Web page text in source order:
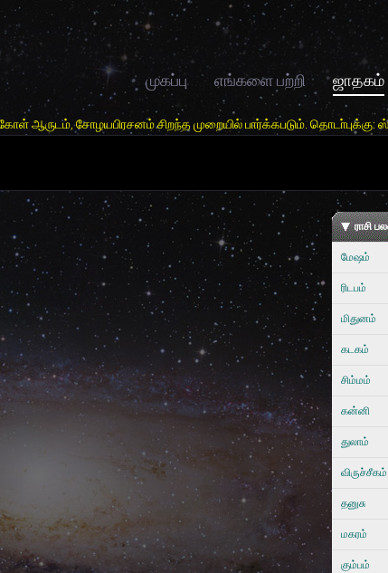
முகப்பு எங்களை பற்றி ஜாதகம்
சிறந்த முறையில் பார்க்கபடும். தொடா்புக்கு: ஸ்ரீ
ராசி
மேஷம்
ரிடபம்
மிதுனம்
கடகம்
சிம்மம்
கன்னி
துலாம்
விருச்சீகம்
தனுசு
மகரம்
கும்பம்